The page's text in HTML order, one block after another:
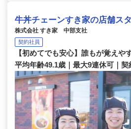
牛丼チェーンすき家の店舗ス
株式会社 すき家 中部支社
契約社員
【初めてでも安心】誰もが覚えや
平均年齢49.1歳｜最大9連休可｜契